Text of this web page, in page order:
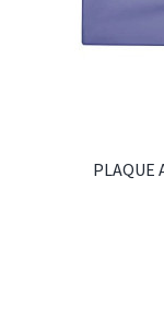
PLAQUE